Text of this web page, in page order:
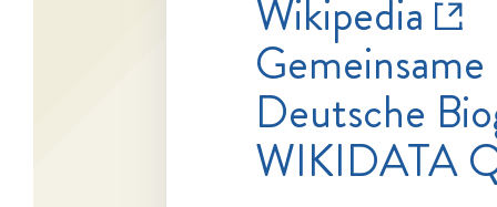
Wikipedia
Deutsche
WIKIDATA